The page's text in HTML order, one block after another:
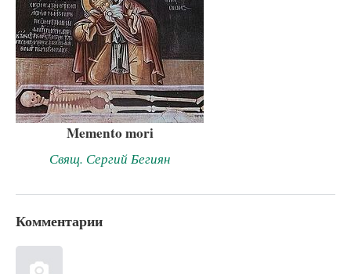
Memento mori
Свящ. Сергий Бегиян
Комментарии